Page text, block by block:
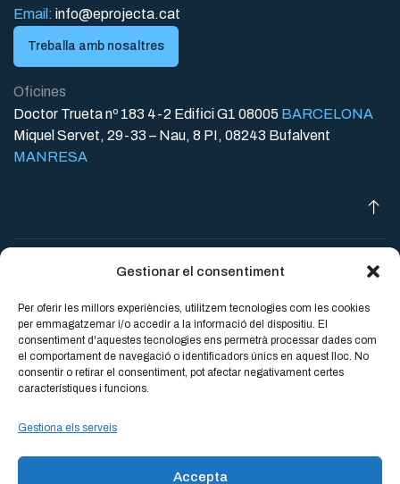
Gestionar el consentiment
Per oferir les millors experiències, utilitzem tecnologies com les cookies
per emmagatzemar i/o accedir a la informació del dispositiu. El
consentiment d'aquestes tecnologies ens permetrà processar dades com
el comportament de navegació o identificadors únics en aquest lloc. No
consentir o retirar el consentiment, pot afectar negativament certes
característiques i funcions.
Gestiona els serveis
Accepta
Email: info@eprojecta.cat
Treballa amb nosaltres
Oficines
Doctor Trueta nº 183 4-2 Edifici G1 08005 BARCELONA
Miquel Servet, 29-33 – Nau, 8 PI, 08243 Bufalvent
MANRESA
PLURAL TECHNICS EPROJECTA, SL ens hem adherit al
programa MOVES III, una iniciativa impulsada per l’Institut
Català d’Energia (ICAEN) i finançada per la Unió Europea a
través dels fons Next generation UE, que té com a objectiu
fomentar una mobilitat més neta i eficient. Aquest programa
instal·lació de punts de recàrrega. Amb aquesta adhesió,